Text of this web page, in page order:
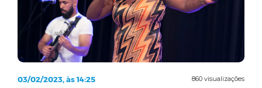
860 visualizações
03/02/2023, às 14:25